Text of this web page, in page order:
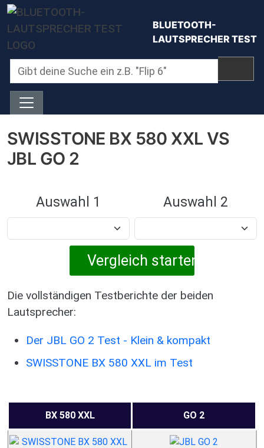
Direkt zum Inhalt
BLUETOOTH-
LAUTSPRECHER TEST
SWISSTONE BX 580 XXL VS
JBL GO 2
Auswahl 1 Auswahl 2
Die vollständigen Testberichte der beiden
Lautsprecher:
Der JBL GO 2 Test - Klein & kompakt
SWISSTONE BX 580 XXL im Test
BX 580 XXL GO 2